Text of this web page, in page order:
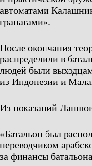
автоматами
гранатами».
После окончания
распределили в
людей были
из Индонезии и
Из показаний
«Батальон был
переводчиком
за финансы